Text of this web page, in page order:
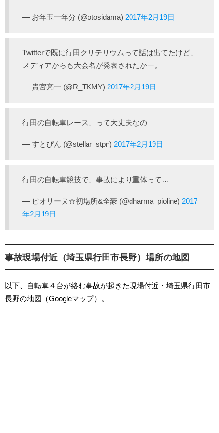
— お年玉一年分 (@otosidama) 2017年2月19日
Twitterで既に行田クリテリウムって話は出てたけど、
メディアからも大会名が発表されたかー。
— 貴宮亮一 (@R_TKMY) 2017年2月19日
行田の自転車レース、って大丈夫なの
— すとぴん (@stellar_stpn) 2017年2月19日
行田の自転車競技で、事故により重体って…
— ピオリーヌ☆初場所&全豪 (@dharma_pioline) 2017
年2月19日
事故現場付近（埼玉県行田市長野）場所の地図
以下、自転車４台が絡む事故が起きた現場付近・埼玉県行田市
長野の地図（Googleマップ）。